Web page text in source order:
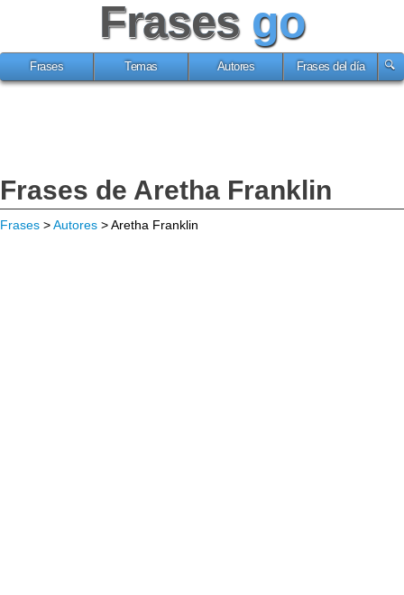
Frases go
Frases Temas Autores Frases del día
Frases de Aretha Franklin
Frases >Autores > Aretha Franklin